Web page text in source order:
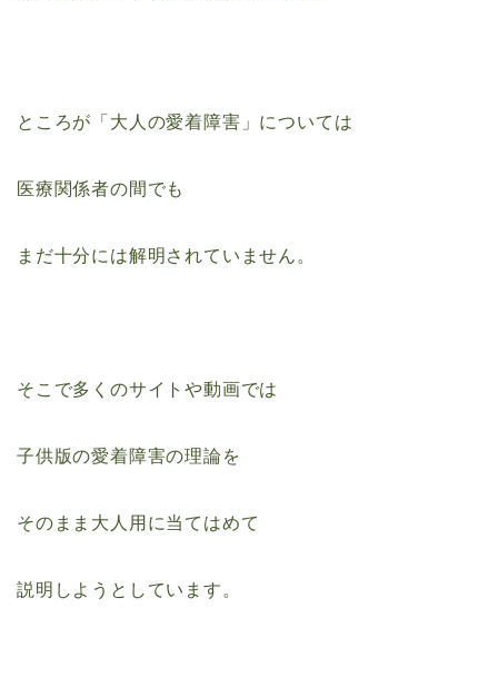
ところが「大人の愛着障害」については
医療関係者の間でも
まだ十分には解明されていません。
そこで多くのサイトや動画では
子供版の愛着障害の理論を
そのまま大人用に当てはめて
説明しようとしています。